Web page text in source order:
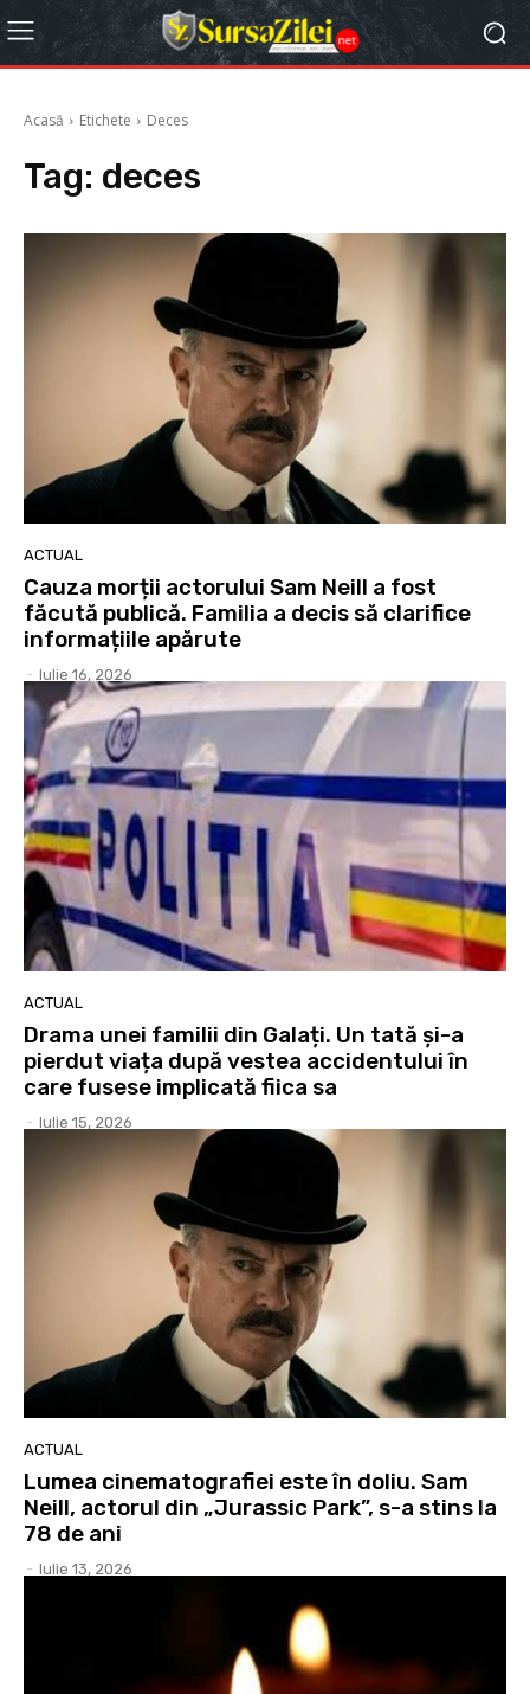
Acasă Etichete Deces
Tag: deces
ACTUAL
Cauza morții actorului Sam Neill a fost
făcută publică. Familia a decis să clarifice
informațiile apărute
- Iulie 16, 2026
ACTUAL
Drama unei familii din Galați. Un tată și-a
pierdut viața după vestea accidentului în
care fusese implicată fiica sa
- Iulie 15, 2026
ACTUAL
Lumea cinematografiei este în doliu. Sam
Neill, actorul din „Jurassic Park”, s-a stins la
78 de ani
- Iulie 13, 2026